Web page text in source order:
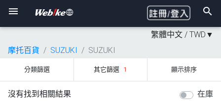
繁體中文 / TWD ▼
摩托百貨
SUZUKI SUZUKI
分類篩選 其它篩選 1 顯示排序
沒有找到相關結果 在庫